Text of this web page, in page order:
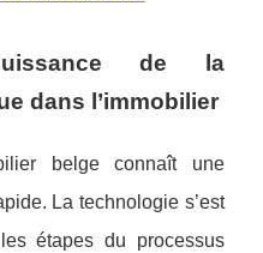
de la
dans l’immobilier
belge connaît une
La technologie s’est
étapes du processus